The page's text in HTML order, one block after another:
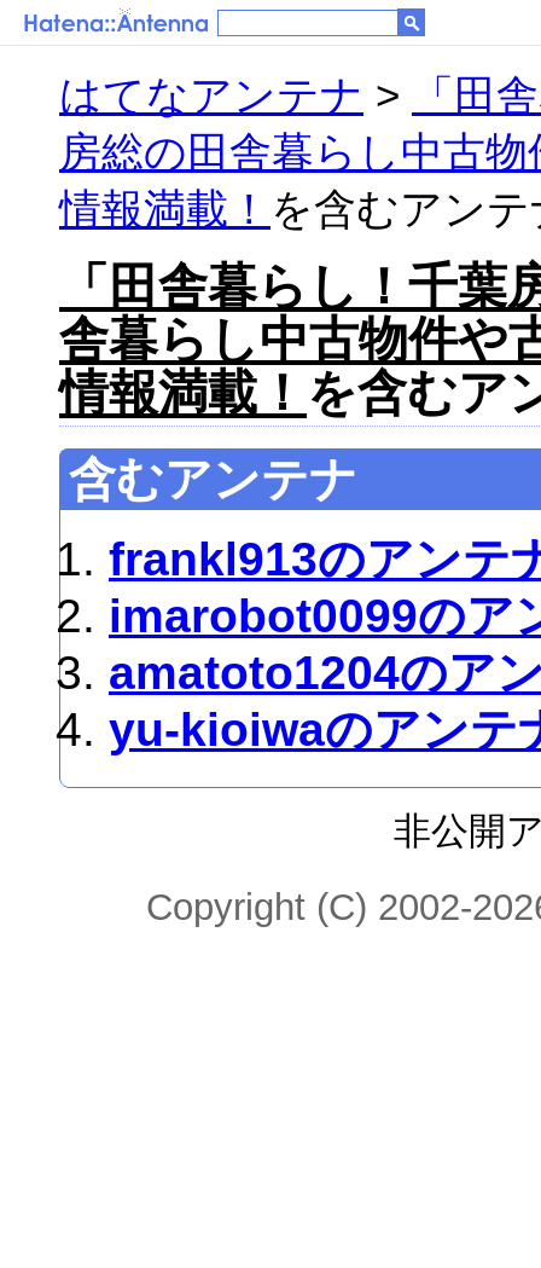
はてなアンテナ >
「田
房総の田舎暮らし中古
情報満載！ を含むアン
「田舎暮らし！千
舎暮らし中古物件や
情報満載！ を含むア
含むアンテナ
frankl913のアンテ
imarobot0099のア
amatoto1204のア
yu-kioiwaのアンテ
非公開
Copyright (C) 2002-